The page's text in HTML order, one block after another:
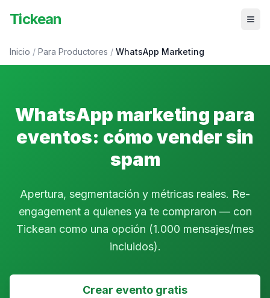
Tickean
Inicio / Para Productores / WhatsApp Marketing
WhatsApp marketing para
eventos: cómo vender sin
spam
Apertura, segmentación y métricas reales. Re-
engagement a quienes ya te compraron — con
Tickean como una opción (1.000 mensajes/mes
incluidos).
Crear evento gratis